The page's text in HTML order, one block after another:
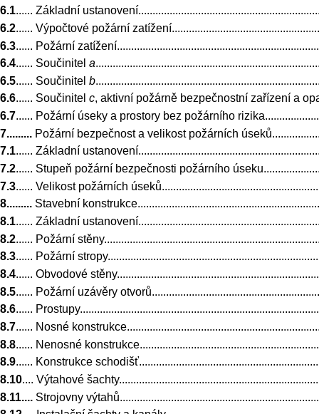
6.1...... Základní
6.2...... Výpočtové požární
6.3...... Požární
6.4...... Součinitel a
6.5...... Součinitel b
6.6...... Součinitel c, aktivní požárně bezpečnostní zařízení a
6.7...... Požární úseky a prostory bez požárního
7......... Požární bezpečnost a velikost požárních
7.1...... Základní
7.2...... Stupeň požární bezpečnosti požárního
7.3...... Velikost požárních
8......... Stavební
8.1...... Základní
8.2...... Požární
8.3...... Požární
8.4...... Obvodové
8.5...... Požární uzávěry
8.6......
8.7...... Nosné
8.8...... Nenosné
8.9...... Konstrukce
8.10.... Výtahové
8.11.... Strojovny